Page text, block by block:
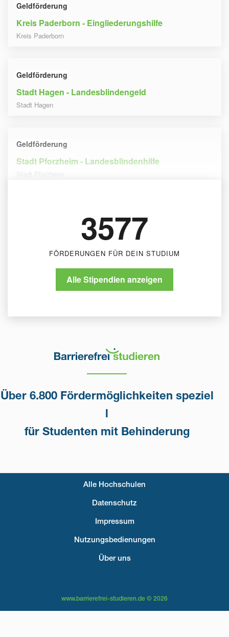
Geldförderung
Kreis Paderborn - Eingliederungshilfe
Kreis Paderborn
Geldförderung
Stadt Hagen - Landesblindengeld
Stadt Hagen
Geldförderung
Stadt Pforzheim - Landesblindenhilfe
Stadt Pforzheim
3577
FÖRDERUNGEN FÜR DEIN STUDIUM
Alle Stipendien anzeigen
Über 6.800 Fördermöglichkeiten speziel
l
für Studenten mit Behinderung
Fußzeilenmenü
Alle Hochschulen
Datenschutz
Impressum
Nutzungsbedienungen
Über uns
www.barrierefrei-studieren.de © 2026